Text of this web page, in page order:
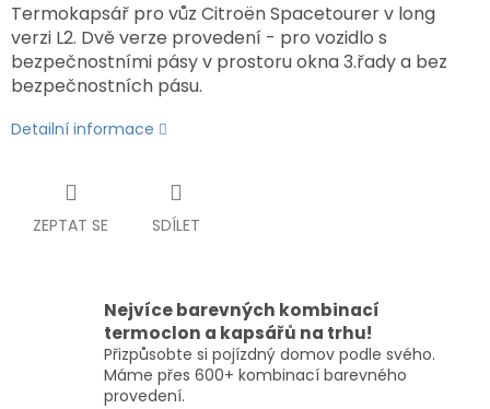
Termokapsář pro vůz Citroën Spacetourer v long
verzi L2. Dvě verze provedení - pro vozidlo s
bezpečnostními pásy v prostoru okna 3.řady a bez
bezpečnostních pásu.
Detailní informace
ZEPTAT SE SDÍLET
Nejvíce barevných kombinací
termoclon a kapsářů na trhu!
Přizpůsobte si pojízdný domov podle svého.
Máme přes 600+ kombinací barevného
provedení.